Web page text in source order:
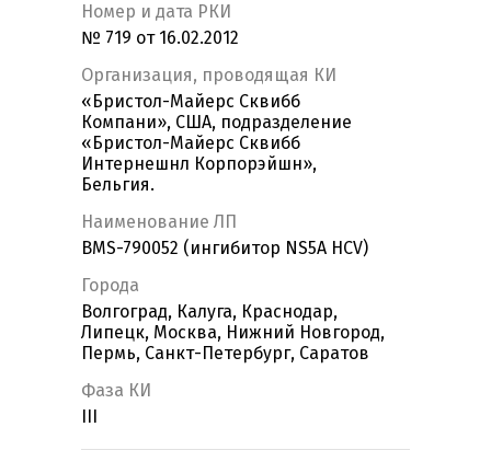
Номер и дата РКИ
№ 719 от 16.02.2012
Организация, проводящая КИ
«Бристол-Майерс Сквибб
Компани», США, подразделение
«Бристол-Майерс Сквибб
Интернешнл Корпорэйшн»,
Бельгия.
Наименование ЛП
BMS-790052 (ингибитор NS5A HCV)
Города
Волгоград, Калуга, Краснодар,
Липецк, Москва, Нижний Новгород,
Пермь, Санкт-Петербург, Саратов
Фаза КИ